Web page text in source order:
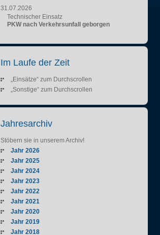
31.07.2026
Technischer Einsatz
PKW nach Verkehrsunfall geborgen
Im Laufe der Zeit
„Einsätze“ zum Durchscrollen
„Sonstige“ zum Durchscrollen
Jahresarchiv
Stöbern sie in unserem Archiv!
Jahr 2026
Jahr 2025
Jahr 2024
Jahr 2023
Jahr 2022
Jahr 2021
Jahr 2020
Jahr 2019
Jahr 2018